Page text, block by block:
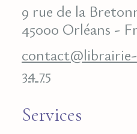
9 rue de la
45000 Orléans -
34 75
Services